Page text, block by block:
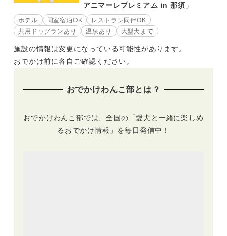
アニマーレプレミアム in 那須」
ホテル 同室宿泊OK
レストラン同伴OK
共用ドッグランあり
温泉あり 大型犬まで
施設の情報は変更になっている可能性があります。
おでかけ前に各自ご確認ください。
おでかけわんこ部とは？
おでかけわんこ部では、全国の「愛犬と一緒に楽しめ
るおでかけ情報」を毎日発信中！